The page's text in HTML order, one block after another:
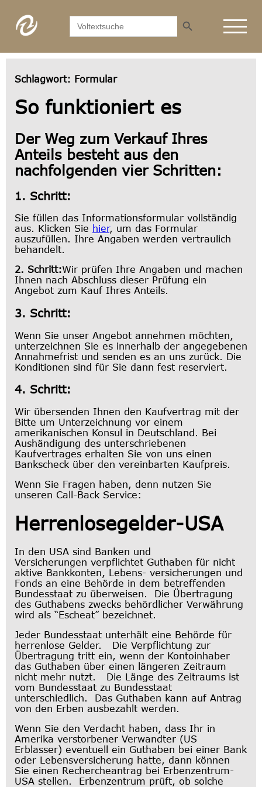
Search
for:
Search Button
Schlagwort: Formular
So funktioniert es
Der Weg zum Verkauf Ihres
Anteils besteht aus den
nachfolgenden vier Schritten:
1. Schritt:
Sie füllen das Informationsformular vollständig
aus. Klicken Sie hier, um das Formular
auszufüllen. Ihre Angaben werden vertraulich
behandelt.
2. Schritt:Wir prüfen Ihre Angaben und machen
Ihnen nach Abschluss dieser Prüfung ein
Angebot zum Kauf Ihres Anteils.
3. Schritt:
Wenn Sie unser Angebot annehmen möchten,
unterzeichnen Sie es innerhalb der angegebenen
Annahmefrist und senden es an uns zurück. Die
Konditionen sind für Sie dann fest reserviert.
4. Schritt:
Wir übersenden Ihnen den Kaufvertrag mit der
Bitte um Unterzeichnung vor einem
amerikanischen Konsul in Deutschland. Bei
Aushändigung des unterschriebenen
Kaufvertrages erhalten Sie von uns einen
Bankscheck über den vereinbarten Kaufpreis.
Wenn Sie Fragen haben, denn nutzen Sie
unseren Call-Back Service:
Herrenlosegelder-USA
In den USA sind Banken und
Versicherungen verpflichtet Guthaben für nicht
aktive Bankkonten, Lebens- versicherungen und
Fonds an eine Behörde in dem betreffenden
Bundesstaat zu überweisen. Die Übertragung
des Guthabens zwecks behördlicher Verwährung
wird als “Escheat” bezeichnet.
Jeder Bundesstaat unterhält eine Behörde für
herrenlose Gelder. Die Verpflichtung zur
Übertragung tritt ein, wenn der Kontoinhaber
das Guthaben über einen längeren Zeitraum
nicht mehr nutzt. Die Länge des Zeitraums ist
vom Bundesstaat zu Bundesstaat
unterschiedlich. Das Guthaben kann auf Antrag
von den Erben ausbezahlt werden.
Wenn Sie den Verdacht haben, dass Ihr in
Amerika verstorbener Verwandter (US
Erblasser) eventuell ein Guthaben bei einer Bank
oder Lebensversicherung hatte, dann können
Sie einen Rechercheantrag bei Erbenzentrum-
USA stellen. Erbenzentrum prüft, ob solche